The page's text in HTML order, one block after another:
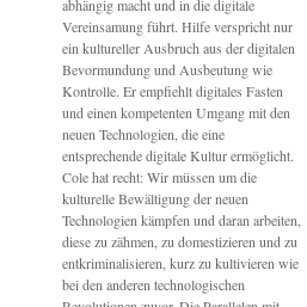
abhängig macht und in die digitale
Vereinsamung führt. Hilfe verspricht nur
ein kultureller Ausbruch aus der digitalen
Bevormundung und Ausbeutung wie
Kontrolle. Er empfiehlt digitales Fasten
und einen kompetenten Umgang mit den
neuen Technologien, die eine
entsprechende digitale Kultur ermöglicht.
Cole hat recht: Wir müssen um die
kulturelle Bewältigung der neuen
Technologien kämpfen und daran arbeiten,
diese zu zähmen, zu domestizieren und zu
entkriminalisieren, kurz zu kultivieren wie
bei den anderen technologischen